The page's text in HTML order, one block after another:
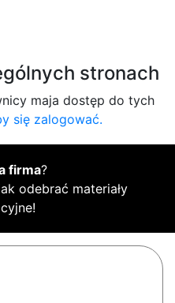
stronach
maja dostęp do tych
się zalogować.
firma?
odebrać materiały